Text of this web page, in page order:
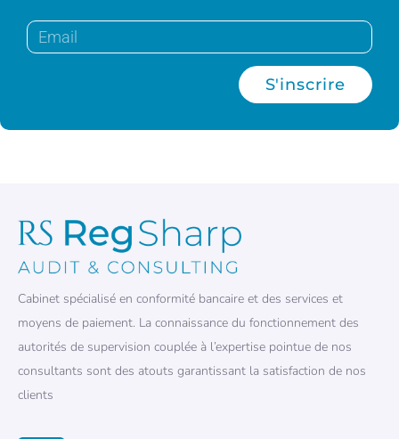
S'inscrire
Cabinet spécialisé en conformité bancaire et des services et
moyens de paiement. La connaissance du fonctionnement des
autorités de supervision couplée à l’expertise pointue de nos
consultants sont des atouts garantissant la satisfaction de nos
clients